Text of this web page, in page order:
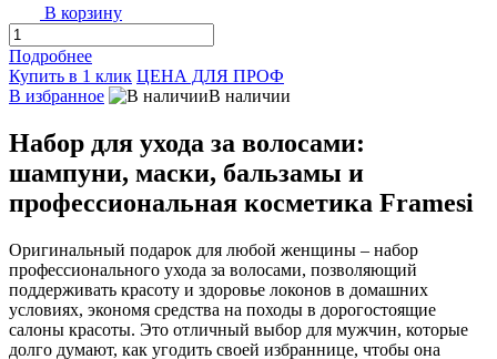
В корзину
Подробнее
Купить в 1 клик ЦЕНА ДЛЯ ПРОФ
В избранное
В наличии
Набор для ухода за волосами:
шампуни, маски, бальзамы и
профессиональная косметика Framesi
Оригинальный подарок для любой женщины – набор
профессионального ухода за волосами, позволяющий
поддерживать красоту и здоровье локонов в домашних
условиях, экономя средства на походы в дорогостоящие
салоны красоты. Это отличный выбор для мужчин, которые
долго думают, как угодить своей избраннице, чтобы она